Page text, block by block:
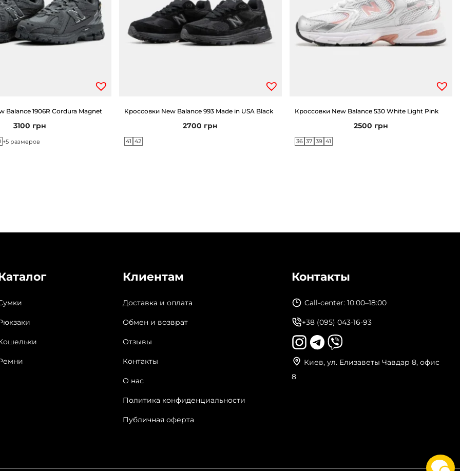
Balance 1906R Cordura Magnet
3100 грн
+5 размеров
Кроссовки New Balance 993 Made in USA Black
2700 грн
41 42
Кроссовки New Balance 530 White Light Pink
2500 грн
36 37 39 41
Клиентам
Доставка и оплата
Обмен и возврат
Отзывы
Контакты
О нас
Политика конфиденциальности
Публичная оферта
Контакты
Call-center: 10:00–18:00
+38 (095) 043-16-93
Киев, ул. Елизаветы Чавдар 8, офис
8